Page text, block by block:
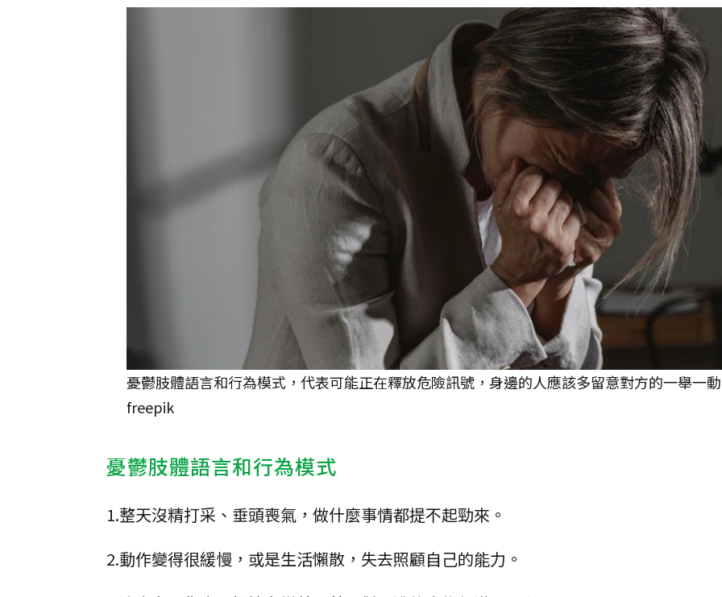
憂鬱肢體語言和行為模式，代表可能正在釋放危險訊號，身邊的人應該多留意對方的一舉一
freepik
憂鬱肢體語言和行為模式
1.整天沒精打采、垂頭喪氣，做什麼事情都提不起勁來。
2.動作變得很緩慢，或是生活懶散，失去照顧自己的能力。